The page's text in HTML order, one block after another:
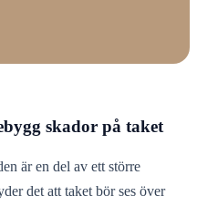
skador på taket
är en del av ett större
det att taket bör ses över